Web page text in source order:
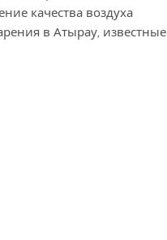
качества воздуха
в Атырау, известные